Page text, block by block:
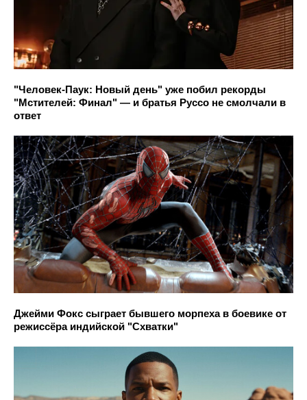
"Человек-Паук: Новый день" уже побил рекорды
"Мстителей: Финал" — и братья Руссо не смолчали в
ответ
Джейми Фокс сыграет бывшего морпеха в боевике от
режиссёра индийской "Схватки"